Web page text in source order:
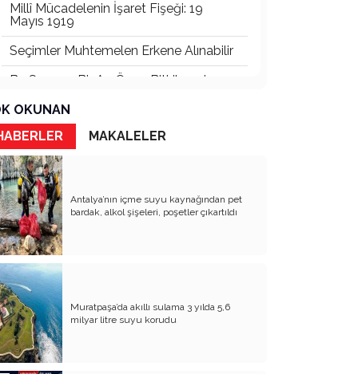
Millî Mücadelenin İşaret Fişeği: 19
Mayıs 1919
Seçimler Muhtemelen Erkene Alınabilir
Bu Savaşın Bir An Önce Bitirilmesi
Seçmeli Ders Olarak Siyere İlgi Neden
Azaldı?
İki Menfur Saldırı ve Katliam Çok Yönlü
İncelenmelidir
Bu Savaşta Kazananlar, Kaybedenler
ve Türkiye Üzerine Etkileri
Öcalan ve Dem Nasıl Bir Türkiye
İstiyor?
Abd’de Bu Ses İlk Defa Duyuluyor
Psikiyatrik Sorunları Olan İki Ruh
Hastası Siyasetçi Dünyayı Felakete
Sürüklüyor
OKUNAN
MAKALELER
Antalya’nın içme suyu kaynağından pet
bardak, alkol şişeleri, poşetler çıkartıldı
Muratpaşa’da akıllı sulama 3 yılda 5,6
milyar litre suyu korudu